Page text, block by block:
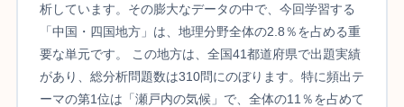
析しています。その膨大なデータの中で、今回学習する
「中国・四国地方」は、地理分野全体の2.8％を占める重
要な単元です。 この地方は、全国41都道府県で出題実績
があり、総分析問題数は310問にのぼります。特に頻出テ
ーマの第1位は「瀬戸内の気候」で、全体の11％を占めて